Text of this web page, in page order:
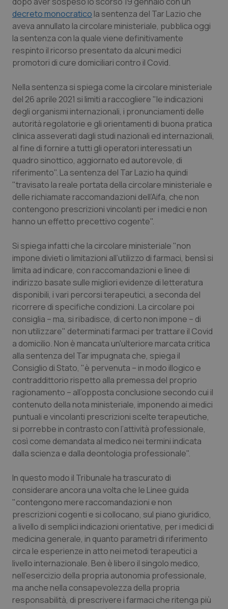
Friuli Venezia Giulia
Lazio
Liguria
Lombardia
Marche
Molise
Piemonte
Provincia Autonoma di Bolzano
Provincia Autonoma di Trento
Puglia
Sardegna
Sicilia
Toscana
Umbria
Valle D’Aosta
Veneto
Dermatite Atopica
Diabete & glucometri
Disturbi dell’umore
Dolore
Donna & Salute
Epatiti
HIV
Infezioni & Febbre
Ipertensione & Scompenso
Malattie rare
Malattia di Crohn & Rettocolite Ulcerosa
Neuroscienze & patologie neurodegenerative
Obesità
Oftalmologia
Oncodermatologia
Oncoematologia
Oncologia & Nutrizione
Quotidiano Cardiologia
Quotidiano Chirurgia
Quotidiano Oncologia
Quotidiano Pediatria
Rene & patologie urogenitali
decreto monocratico la sentenza del Tar Lazio che
aveva annullato la circolare ministeriale, pubblica oggi
la sentenza con la quale viene definitivamente
respinto il ricorso presentato da alcuni medici
promotori di cure domiciliari contro il Covid.
Nella sentenza si spiega come la circolare ministeriale
del 26 aprile 2021 si limiti a raccogliere "le indicazioni
degli organismi internazionali, i pronunciamenti delle
autorità regolatorie e gli orientamenti di buona pratica
clinica asseverati dagli studi nazionali ed internazionali,
al fine di fornire a tutti gli operatori interessati un
quadro sinottico, aggiornato ed autorevole, di
riferimento". La sentenza del Tar Lazio ha quindi
"travisato la reale portata della circolare ministeriale e
delle richiamate raccomandazioni dell’Aifa, che non
contengono prescrizioni vincolanti per i medici e non
hanno un effetto precettivo cogente".
Si spiega infatti che la circolare ministeriale "non
impone divieti o limitazioni all’utilizzo di farmaci, bensì si
limita ad indicare, con raccomandazioni e linee di
indirizzo basate sulle migliori evidenze di letteratura
disponibili, i vari percorsi terapeutici, a seconda del
ricorrere di specifiche condizioni. La circolare poi
consiglia – ma, si ribadisce, di certo non impone – di
non utilizzare" determinati farmaci per trattare il Covid
a domicilio. Non è mancata un'ulteriore marcata critica
alla sentenza del Tar impugnata che, spiega il
Consiglio di Stato, "è pervenuta – in modo illogico e
contraddittorio rispetto alla premessa del proprio
ragionamento – all’opposta conclusione secondo cui il
contenuto della nota ministeriale, imponendo ai medici
puntuali e vincolanti prescrizioni scelte terapeutiche,
si porrebbe in contrasto con l’attività professionale,
così come demandata al medico nei termini indicata
dalla scienza e dalla deontologia professionale".
In questo modo il Tribunale ha trascurato di
considerare ancora una volta che le Linee guida
"contengono mere raccomandazioni e non
prescrizioni cogenti e si collocano, sul piano giuridico,
a livello di semplici indicazioni orientative, per i medici di
medicina generale, in quanto parametri di riferimento
circa le esperienze in atto nei metodi terapeutici a
livello internazionale. Ben è libero il singolo medico,
nell’esercizio della propria autonomia professionale,
ma anche nella consapevolezza della propria
responsabilità, di prescrivere i farmaci che ritenga più